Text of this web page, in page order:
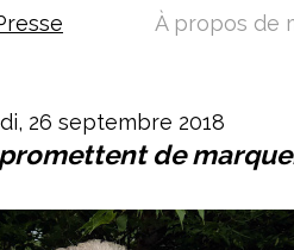
26 septembre 2018
de
À propos de